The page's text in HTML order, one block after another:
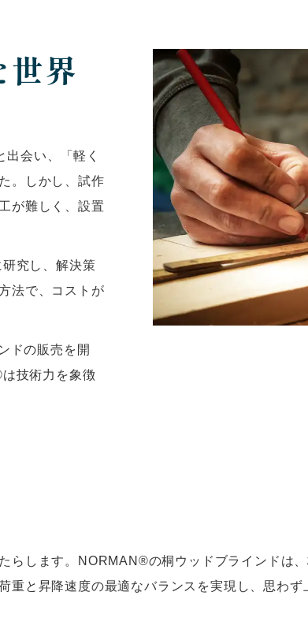
界
会い、「軽く
。しかし、試作
が難しく、設置
究し、解決策
法で、コストが
ドの販売を開
技術力を象徴
らします。NORMAN®の桐ウッドブラインドは
と昇降速度の最適なバランスを実現し、思わず